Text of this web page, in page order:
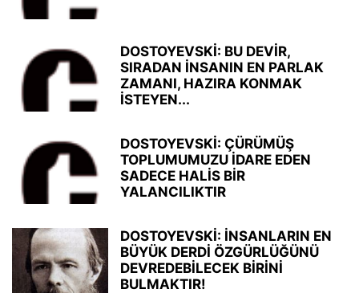
DOSTOYEVSKİ: BU DEVİR,
SIRADAN İNSANIN EN PARLAK
ZAMANI, HAZIRA KONMAK
İSTEYEN...
DOSTOYEVSKİ: ÇÜRÜMÜŞ
TOPLUMUMUZU İDARE EDEN
SADECE HALİS BİR
YALANCILIKTIR
DOSTOYEVSKİ: İNSANLARIN EN
BÜYÜK DERDİ ÖZGÜRLÜĞÜNÜ
DEVREDEBİLECEK BİRİNİ
BULMAKTIR!